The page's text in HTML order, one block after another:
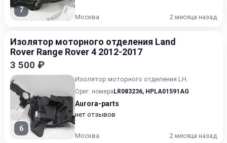
7
Москва 2 месяца назад
Изолятор моторного отделения Land
Rover Range Rover 4 2012-2017
3 500 ₽
6
Изолятор моторного отделения LH.
Ориг. номера LR083236, HPLA01591AG
Aurora-parts
нет отзывов
Москва 2 месяца назад